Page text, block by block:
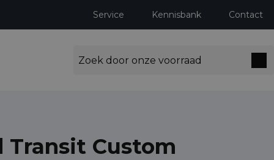
Service Kennisbank Contact
Transit Custom